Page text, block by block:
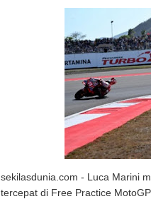
sekilasdunia.com - Luca Marini
tercepat di Free Practice